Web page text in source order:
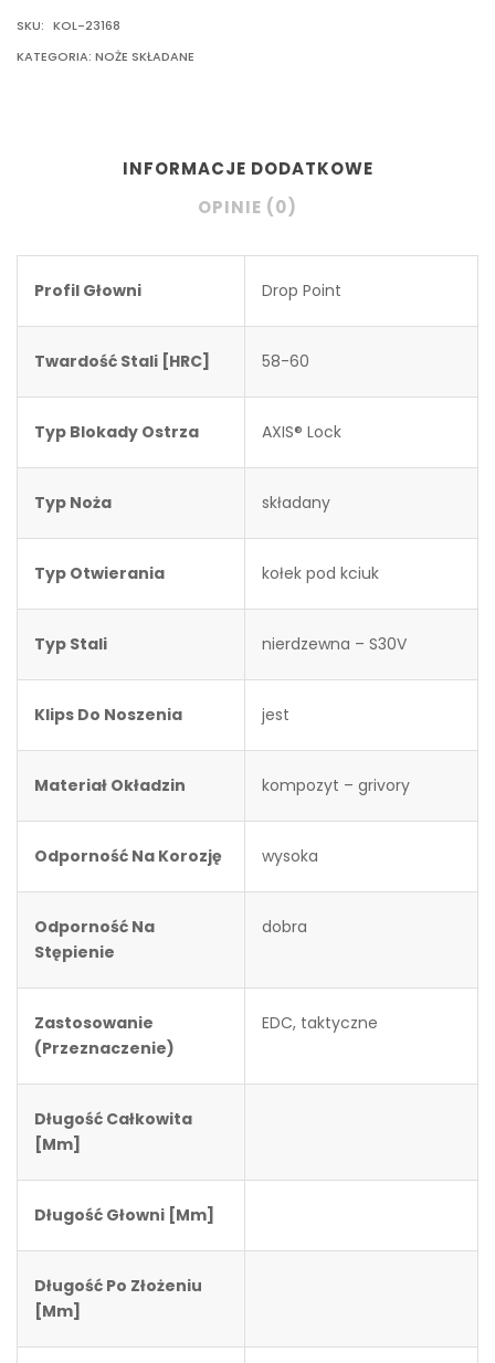
SKU: KOL-23168
KATEGORIA: NOŻE SKŁADANE
INFORMACJE DODATKOWE
OPINIE (0)
Profil Głowni Drop Point
Twardość Stali [HRC] 58-60
Typ Blokady Ostrza AXIS® Lock
Typ Noża składany
Typ Otwierania kołek pod kciuk
Typ Stali nierdzewna – S30V
Klips Do Noszenia jest
Materiał Okładzin kompozyt – grivory
Odporność Na Korozję wysoka
Odporność Na
Stępienie
dobra
Zastosowanie
(przeznaczenie)
EDC, taktyczne
Długość Całkowita
[mm]
Długość Głowni [mm]
Długość Po Złożeniu
[mm]